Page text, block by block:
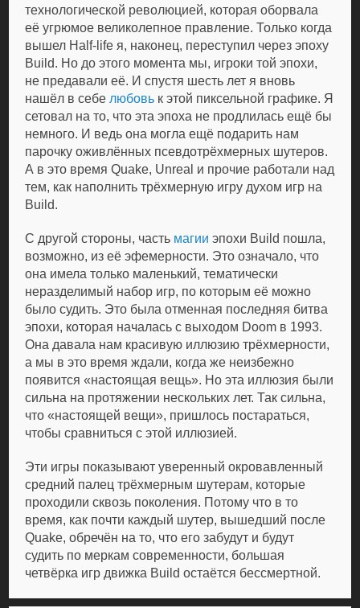
технологической революцией, которая оборвала
её угрюмое великолепное правление. Только когда
вышел Half-life я, наконец, переступил через эпоху
Build. Но до этого момента мы, игроки той эпохи,
не предавали её. И спустя шесть лет я вновь
нашёл в себе любовь к этой пиксельной графике. Я
сетовал на то, что эта эпоха не продлилась ещё бы
немного. И ведь она могла ещё подарить нам
парочку оживлённых псевдотрёхмерных шутеров.
А в это время Quake, Unreal и прочие работали над
тем, как наполнить трёхмерную игру духом игр на
Build.
С другой стороны, часть магии эпохи Build пошла,
возможно, из её эфемерности. Это означало, что
она имела только маленький, тематически
неразделимый набор игр, по которым её можно
было судить. Это была отменная последняя битва
эпохи, которая началась с выходом Doom в 1993.
Она давала нам красивую иллюзию трёхмерности,
а мы в это время ждали, когда же неизбежно
появится «настоящая вещь». Но эта иллюзия были
сильна на протяжении нескольких лет. Так сильна,
что «настоящей вещи», пришлось постараться,
чтобы сравниться с этой иллюзией.
Эти игры показывают уверенный окровавленный
средний палец трёхмерным шутерам, которые
проходили сквозь поколения. Потому что в то
время, как почти каждый шутер, вышедший после
Quake, обречён на то, что его забудут и будут
судить по меркам современности, большая
четвёрка игр движка Build остаётся бессмертной.